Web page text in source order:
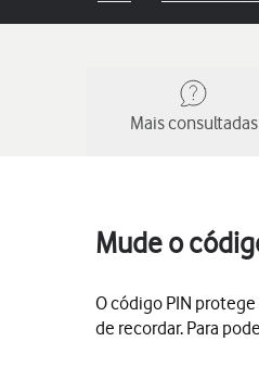
Mais consultadas
Mude o
O código PIN
de recordar. Para